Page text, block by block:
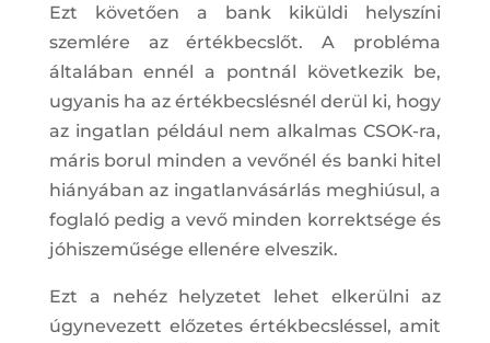
Ezt követően a bank kiküldi helyszíni
szemlére az értékbecslőt. A probléma
általában ennél a pontnál következik be,
ugyanis ha az értékbecslésnél derül ki, hogy
az ingatlan például nem alkalmas CSOK-ra,
máris borul minden a vevőnél és banki hitel
hiányában az ingatlanvásárlás meghiúsul, a
foglaló pedig a vevő minden korrektsége és
jóhiszeműsége ellenére elveszik.
Ezt a nehéz helyzetet lehet elkerülni az
úgynevezett előzetes értékbecsléssel, amit